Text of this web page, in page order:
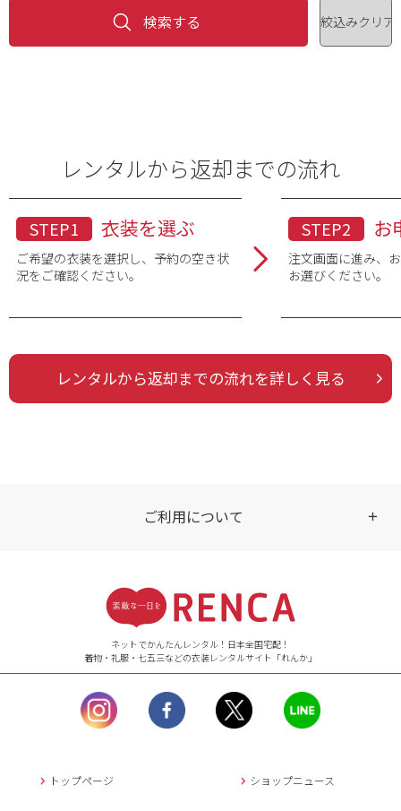
レンタルから返却までの流れ
STEP1 衣装を選ぶ
ご希望の衣装を選択し、予約の空き状
況をご確認ください。
STEP2 お
注文画面に進み、
お選びください。
レンタルから返却までの流れを詳しく見る
ご利用について
【ご注文（インターネット）】
24時間年中無休
【お問い合わせ窓口（メー
土曜日、日曜日、臨
時休業日を除く。
のぞき翌日営業日以降に
返信させていただきま
ネットでかんたんレンタル！日本全国宅配！
着物・礼服・七五三などの衣装レンタルサイト「れんか」
トップページ ショップニュース